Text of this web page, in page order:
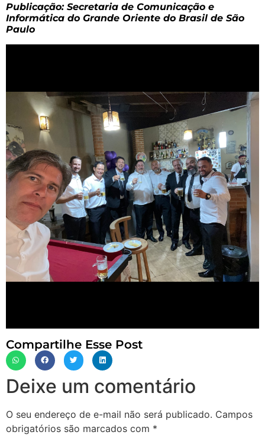
Publicação: Secretaria de Comunicação e
Informática do Grande Oriente do Brasil de São
Paulo
Compartilhe Esse Post
Deixe um comentário
O seu endereço de e-mail não será publicado. Campos
obrigatórios são marcados com *